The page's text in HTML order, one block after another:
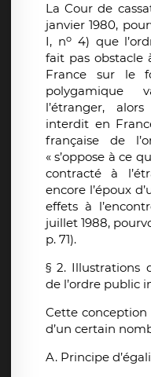
La Cour de
janvier 1980,
I, no4) que
fait pas obstacle
France sur le
polygamique
l’étranger,
interdit en
française de
« s’oppose à ce
contracté à
encore l’époux
effets à
juillet 1988,
p. 71).
§ 2. Illustrations
de l’ordre public
Cette conception
d’un certain
A. Principe